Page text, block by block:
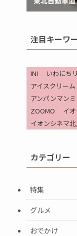
注目キーワ
INI いわにち
アイスクリーム
アンパンマン
ZOOMO
イ
イオンシネマ
カテゴリー
特集
グルメ
おでかけ